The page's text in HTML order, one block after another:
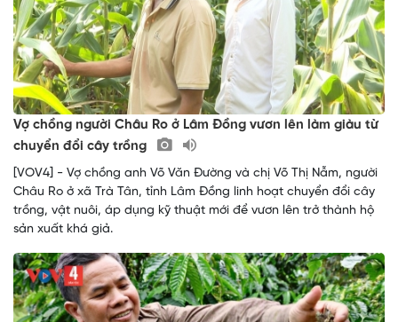
Vợ chồng người Châu Ro ở Lâm Đồng vươn lên làm giàu từ
chuyển đổi cây trồng
[VOV4] - Vợ chồng anh Võ Văn Đường và chị Võ Thị Nẫm, người
Châu Ro ở xã Trà Tân, tỉnh Lâm Đồng linh hoạt chuyển đổi cây
trồng, vật nuôi, áp dụng kỹ thuật mới để vươn lên trở thành hộ
sản xuất khá giả.